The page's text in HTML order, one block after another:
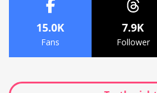
15.0K
Fans
7.9K
Follower